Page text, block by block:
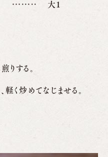
大1
りする。
く炒めてなじませる。